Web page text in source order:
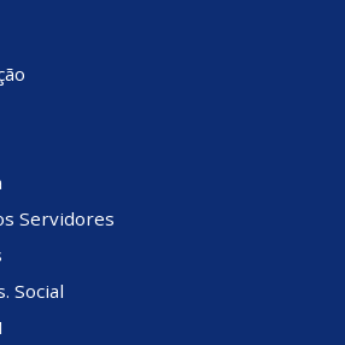
Servidores
Social